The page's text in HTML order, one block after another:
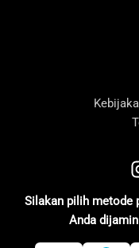
Silakan pilih metode
Anda